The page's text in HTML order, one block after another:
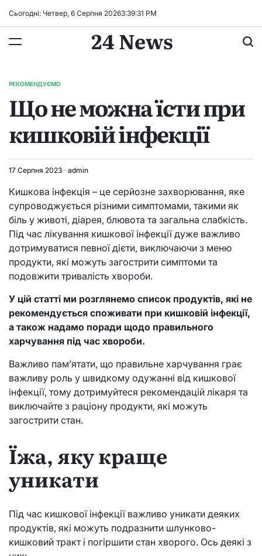
Сьогодні: Четвер, 6 Серпня 20263:39:31 PM
24 News
ОПУБЛІКУВАТИ
РЕКОМЕНДУЄМО
Що не можна їсти при
кишковій інфекції
17 Серпня 2023 admin
Кишкова інфекція – це серйозне захворювання, яке
супроводжується різними симптомами, такими як
біль у животі, діарея, блювота та загальна слабкість.
Під час лікування кишкової інфекції дуже важливо
дотримуватися певної дієти, виключаючи з меню
продукти, які можуть загострити симптоми та
подовжити тривалість хвороби.
У цій статті ми розглянемо список продуктів, які не
рекомендується споживати при кишковій інфекції,
а також надамо поради щодо правильного
харчування під час хвороби.
Важливо пам’ятати, що правильне харчування грає
важливу роль у швидкому одужанні від кишкової
інфекції, тому дотримуйтеся рекомендацій лікаря та
виключайте з раціону продукти, які можуть
загострити стан.
Їжа, яку краще
уникати
Під час кишкової інфекції важливо уникати деяких
продуктів, які можуть подразнити шлунково-
кишковий тракт і погіршити стан хворого. Ось деякі з